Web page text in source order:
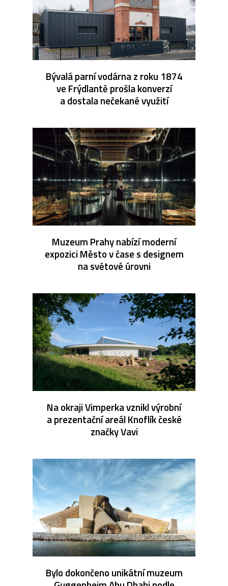
Bývalá parní vodárna z roku 1874
ve Frýdlantě prošla konverzí
a dostala nečekané využití
Muzeum Prahy nabízí moderní
expozici Město v čase s designem
na světové úrovni
Na okraji Vimperka vznikl výrobní
a prezentační areál Knoflík české
značky Vavi
Bylo dokončeno unikátní muzeum